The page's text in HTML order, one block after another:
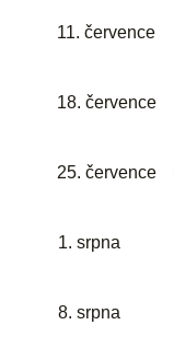
11. července
18. července
25. července
1. srpna
8. srpna